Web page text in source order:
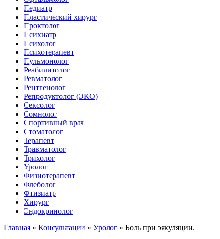
Педиатр
Пластический хирург
Проктолог
Психиатр
Психолог
Психотерапевт
Пульмонолог
Реабилитолог
Ревматолог
Рентгенолог
Репродуктолог (ЭКО)
Сексолог
Сомнолог
Спортивный врач
Стоматолог
Терапевт
Травматолог
Трихолог
Уролог
Физиотерапевт
Флеболог
Фтизиатр
Хирург
Эндокринолог
Главная » Консультации » Уролог » Боль при эякуляции.